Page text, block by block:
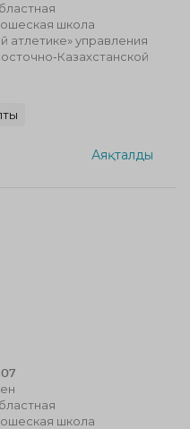
школа
атлетике» управления
Казахстанской
Аяқталды
школа